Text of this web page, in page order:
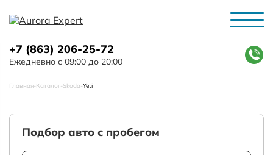
+7 (863) 206-25-72
Ежедневно с 09:00 до 20:00
Главная-Каталог-Skoda-Yeti
Подбор авто с пробегом